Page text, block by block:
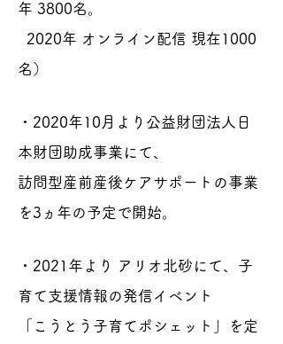
年 3800名。
2020年 オンライン配信 現在1000
名）
・2020年10月より公益財団法人日
本財団助成事業にて、
訪問型産前産後ケアサポートの事業
を3ヵ年の予定で開始。
・2021年より アリオ北砂にて、子
育て支援情報の発信イベント
「こうとう子育てポシェット」を定